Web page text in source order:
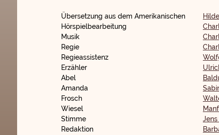
Übersetzung aus dem Amerikanischen
Hörspielbearbeitung
Musik
Regie
Regieassistenz
Erzähler
Abel
Amanda
Frosch
Wiesel
Stimme
Redaktion